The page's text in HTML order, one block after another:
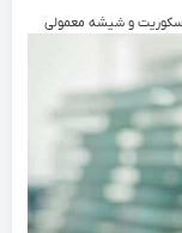
و شیشه معمولی